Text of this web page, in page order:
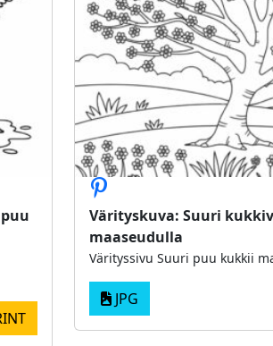
Värityskuva: Suuri
maaseudulla
Värityssivu Suuri puu kukkii
JPG